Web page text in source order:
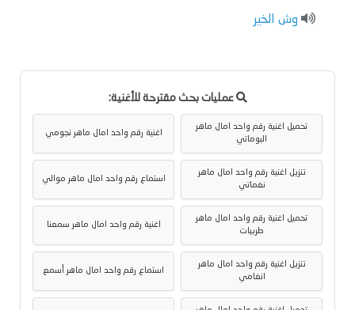
وش الخير
عمليات بحث مقترحة للأغنية:
تحميل اغنية رقم واحد امال ماهر
البوماتي
اغنية رقم واحد امال ماهر نجومي
تنزيل اغنية رقم واحد امال ماهر
نغماتي
استماع رقم واحد امال ماهر موالي
تحميل اغنية رقم واحد امال ماهر
طربيات
اغنية رقم واحد امال ماهر سمعنا
تنزيل اغنية رقم واحد امال ماهر
انغامي
استماع رقم واحد امال ماهر أسمع